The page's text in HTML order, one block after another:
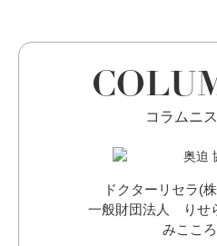
コラムニ
ドクターリセラ(
一般財団法人 りせ
みここ